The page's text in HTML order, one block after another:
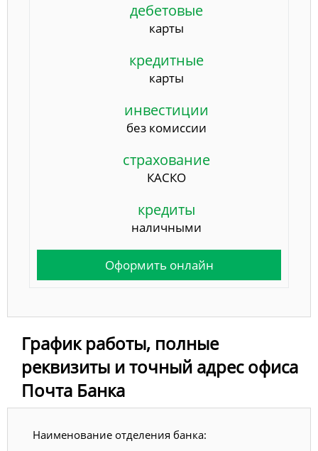
дебетовые
карты
кредитные
карты
инвестиции
без комиссии
страхование
КАСКО
кредиты
наличными
Оформить онлайн
График работы, полные
реквизиты и точный адрес офиса
Почта Банка
Наименование отделения банка: